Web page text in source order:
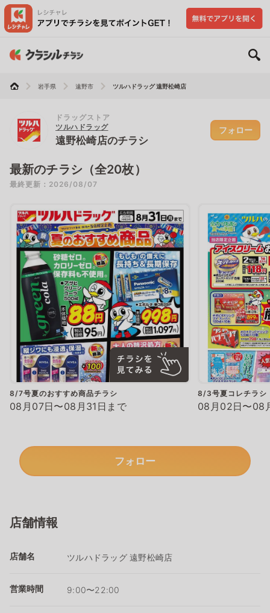
岩手県 遠野市 ツルハドラッグ 遠野松崎店
ドラッグストア
ツルハドラッグ
遠野松崎店のチラシ
フォロー
最新のチラシ（全20枚）
最終更新：2026/08/07
8/7号夏のおすすめ商品チラシ
08月07日〜08月31日まで
8/3号夏コレチラシ
08月02日〜08
フォロー
店舗情報
店舗名 ツルハドラッグ 遠野松崎店
営業時間 9:00〜22:00